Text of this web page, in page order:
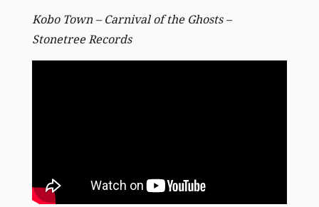
Kobo Town – Carnival of the Ghosts –
Stonetree Records